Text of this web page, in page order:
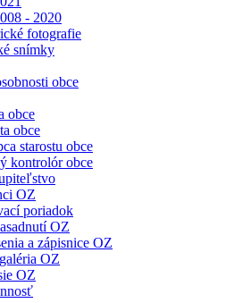
- 2020
fotografie
snímky
obce
obce
obce
starostu obce
kontrolór obce
OZ
poriadok
OZ
a zápisnice OZ
OZ
OZ